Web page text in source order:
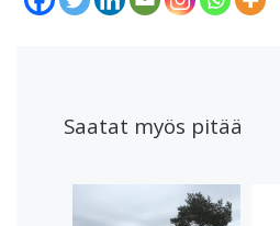
Saatat myös pitää